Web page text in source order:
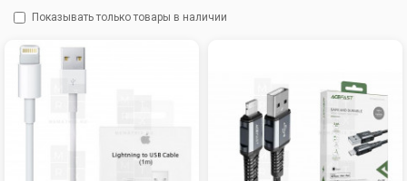
Показывать только товары в наличии